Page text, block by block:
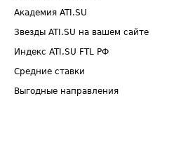
Академия ATI.SU
Звезды ATI.SU на вашем сайте
Индекс ATI.SU FTL РФ
Средние ставки
Выгодные направления